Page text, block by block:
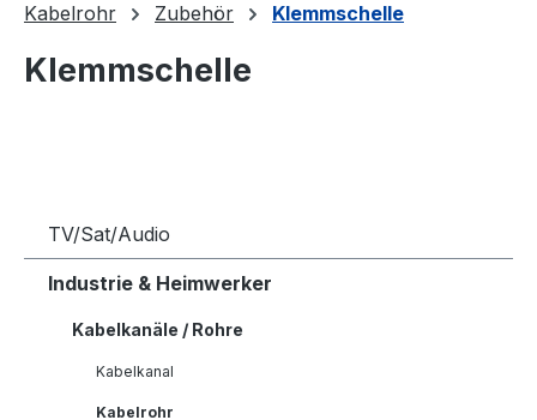
Kabelrohr
Zubehör Klemmschelle
Klemmschelle
TV/Sat/Audio
Industrie & Heimwerker
Kabelkanäle / Rohre
Kabelkanal
Kabelrohr